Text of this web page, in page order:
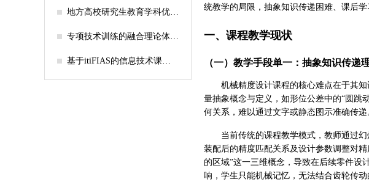
地方高校研究生教育学科优化
径探析
专项技术训练的融合理论体系
基于itiFIAS的信息技术课堂
统教学的局限，抽象知识传递困难、课后
一、课程教学现状
（一）教学手段单一：抽象知识传递
机械精度设计课程的核心难点在于其
量抽象概念与定义，如形位公差中的“圆跳
何关系，难以通过文字或静态图示准确传递
当前传统的课程教学模式，教师通过
装配后的精度匹配关系及设计参数调整对
的区域”这一三维概念，导致在后续零件设
响，学生只能机械记忆，无法结合齿轮传